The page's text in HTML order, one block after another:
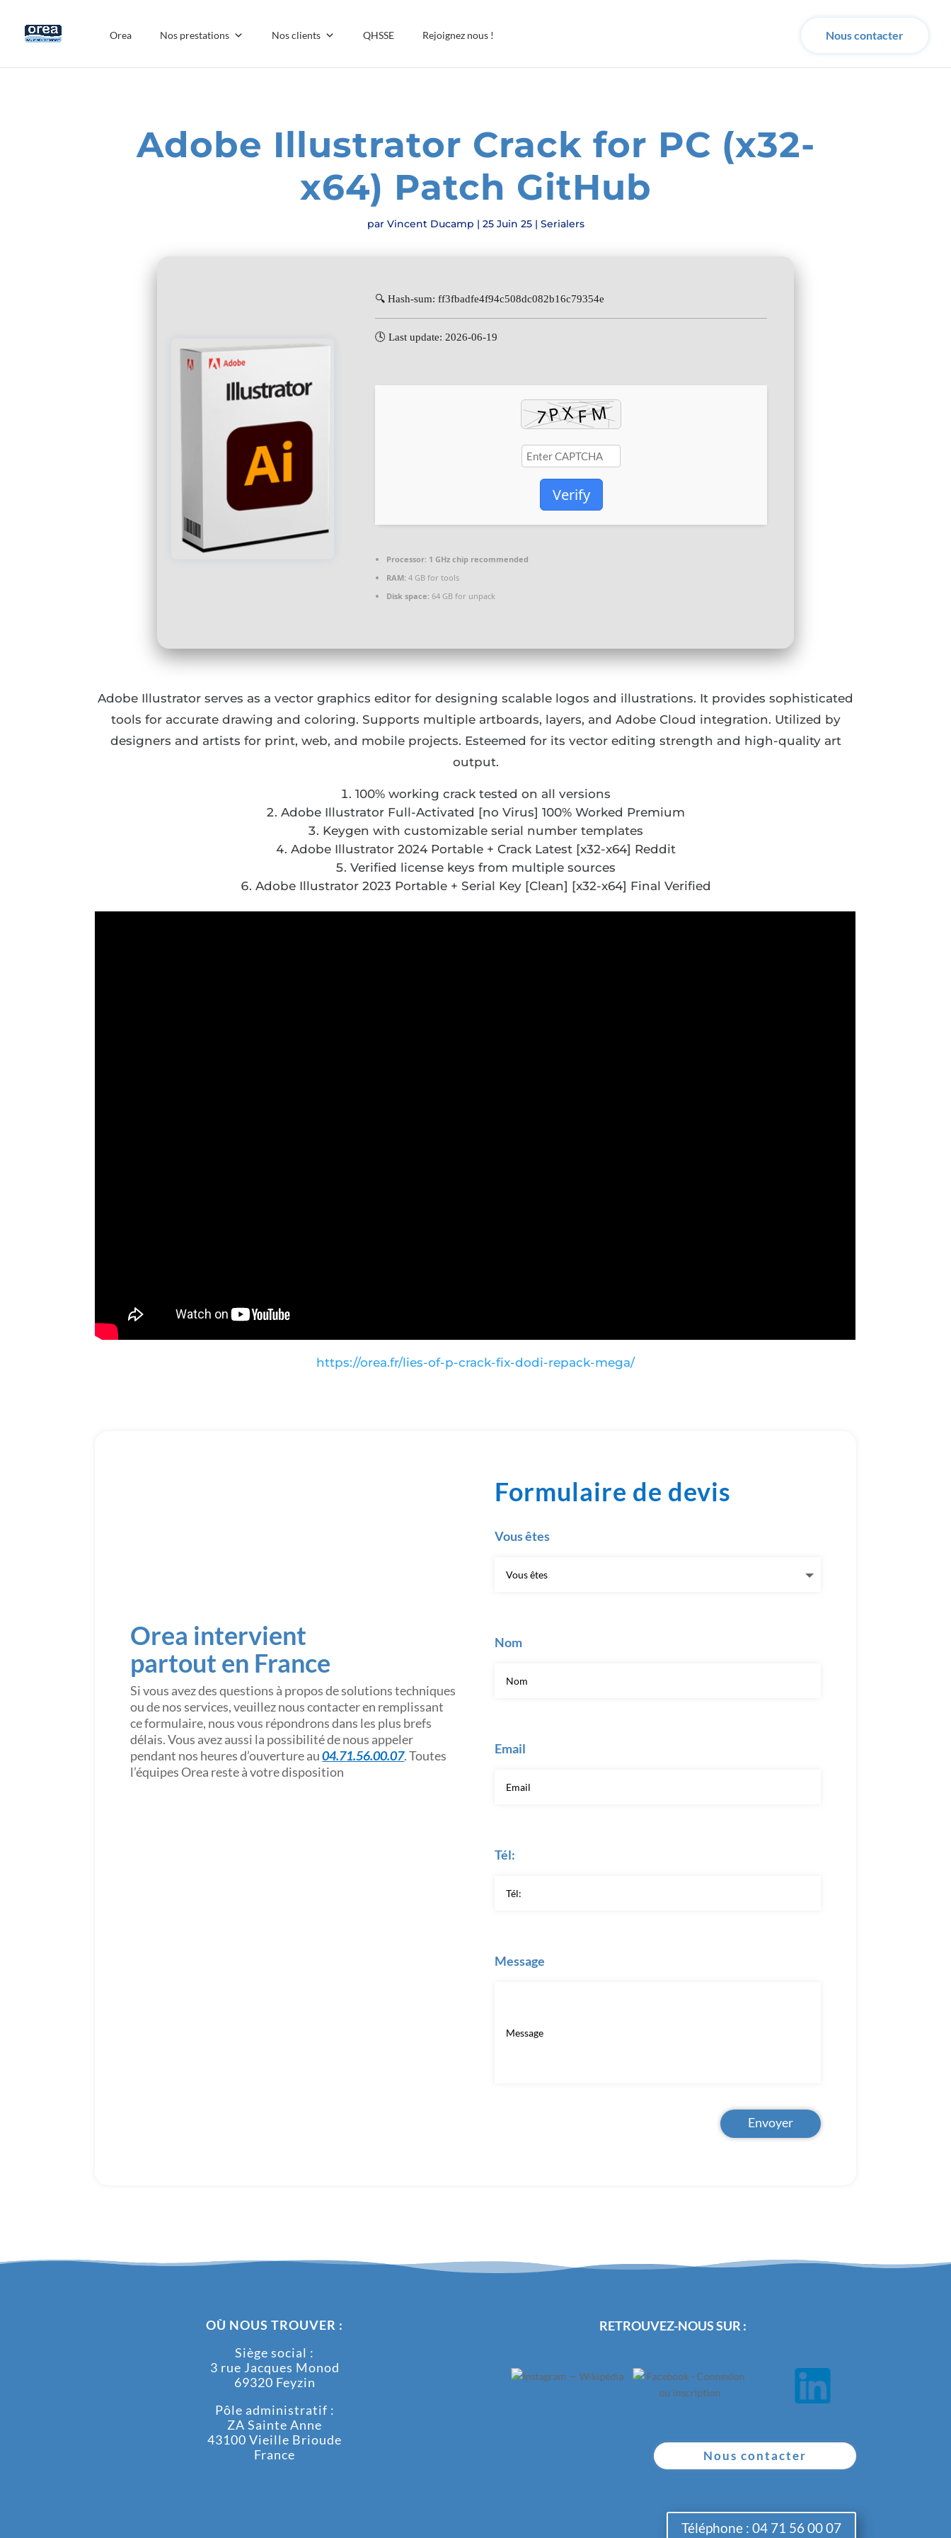
Orea Nos prestations Nos clients QHSSE Rejoignez nous ! Nous contacter
Adobe Illustrator Crack for PC (x32-
x64) Patch GitHub
par Vincent Ducamp | 25 Juin 25| Serialers
🔍 Hash-sum: ff3fbadfe4f94c508dc082b16c79354e
🕓 Last update: 2026-06-19
Verify
Processor: 1 GHz chip recommended
RAM: 4 GB for tools
Disk space: 64 GB for unpack
Adobe Illustrator serves as a vector graphics editor for designing scalable logos and illustrations. It provides sophisticated
tools for accurate drawing and coloring. Supports multiple artboards, layers, and Adobe Cloud integration. Utilized by
designers and artists for print, web, and mobile projects. Esteemed for its vector editing strength and high-quality art
output.
100% working crack tested on all versions
Adobe Illustrator Full-Activated [no Virus] 100% Worked Premium
Keygen with customizable serial number templates
Adobe Illustrator 2024 Portable + Crack Latest [x32-x64] Reddit
Verified license keys from multiple sources
Adobe Illustrator 2023 Portable + Serial Key [Clean] [x32-x64] Final Verified
https://orea.fr/lies-of-p-crack-fix-dodi-repack-mega/
Orea intervient
partout en France
Si vous avez des questions à propos de solutions techniques
ou de nos services, veuillez nous contacter en remplissant
ce formulaire, nous vous répondrons dans les plus brefs
délais. Vous avez aussi la possibilité de nous appeler
pendant nos heures d’ouverture au04.71.56.00.07. Toutes
l’équipes Orea reste à votre disposition
Formulaire de devis
Vous êtes
Nom
Email
Tél:
Message
Envoyer
OÙ NOUS TROUVER :
Siège social :
3 rue Jacques Monod
69320 Feyzin
Pôle administratif :
ZA Sainte Anne
43100 Vieille Brioude
France
RETROUVEZ-NOUS SUR :
Nous contacter
Téléphone : 04 71 56 00 07